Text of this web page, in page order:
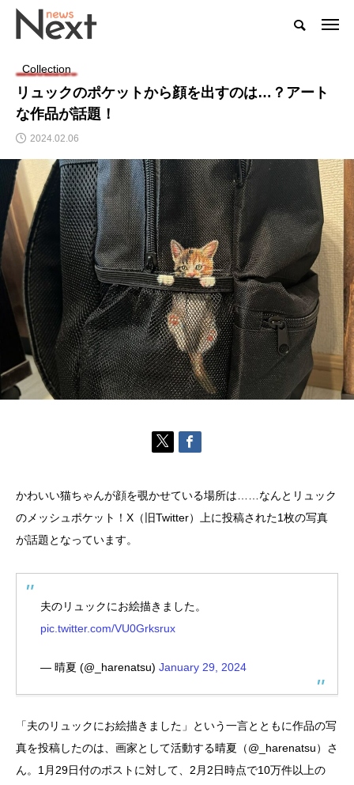
Collection
リュックのポケットから顔を出すのは…？アート
な作品が話題！
2024.02.06
かわいい猫ちゃんが顔を覗かせている場所は……なんとリュック
のメッシュポケット！X（旧Twitter）上に投稿された1枚の写真
が話題となっています。
夫のリュックにお絵描きました。
pic.twitter.com/VU0Grksrux
— 晴夏 (@_harenatsu) January 29, 2024
「夫のリュックにお絵描きました」という一言とともに作品の写
真を投稿したのは、画家として活動する晴夏（@_harenatsu）さ
ん。1月29日付のポストに対して、2月2日時点で10万件以上の